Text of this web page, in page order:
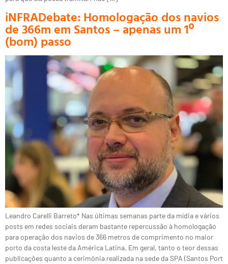
iNFRADebate: Homologação dos navios
de 366m em Santos – apenas um 1º
(bom) passo
Leandro Carelli Barreto* Nas últimas semanas parte da mídia e vários
posts em redes sociais deram bastante repercussão à homologação
para operação dos navios de 366 metros de comprimento no maior
porto da costa leste da América Latina. Em geral, tanto o teor dessas
publicações quanto a cerimônia realizada na sede da SPA (Santos Port